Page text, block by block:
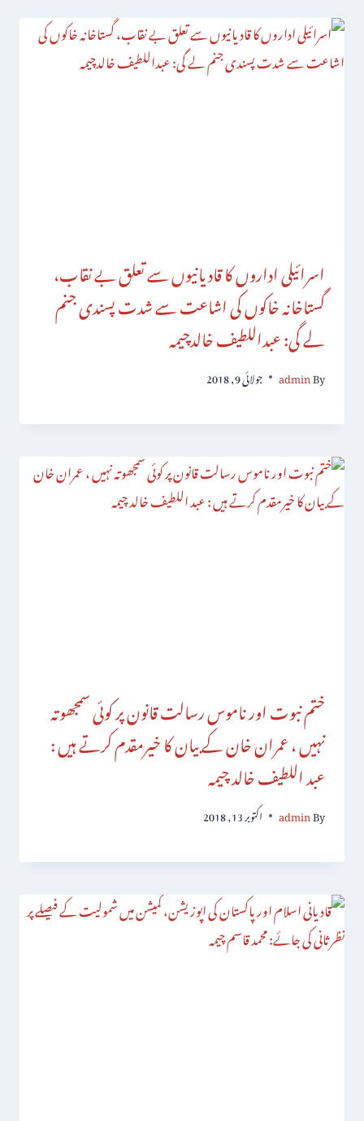
اسرائیلی اداروں کا قادیانیوں سے تعلق بے نقاب،
گستاخانہ خاکوں کی اشاعت سے شدت پسندی جنم
لے گی: عبداللطیف خالدچیمہ
By
admin جولائی 9, 2018
ختم نبوت اور ناموس رسالت قانون پر کوئی سمجھوتہ
نہیں ، عمران خان کے بیان کا خیرمقدم کرتے ہیں :
عبد اللطیف خالد چیمہ
By
admin اکتوبر 13, 2018